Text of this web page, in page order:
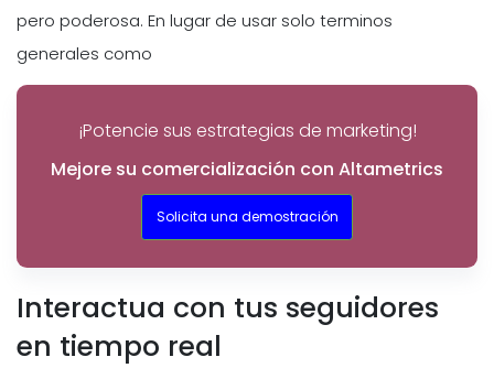
pero poderosa. En lugar de usar solo terminos
generales como
¡Potencie sus estrategias de marketing!
Mejore su comercialización con Altametrics
Solicita una demostración
Interactua con tus seguidores
en tiempo real